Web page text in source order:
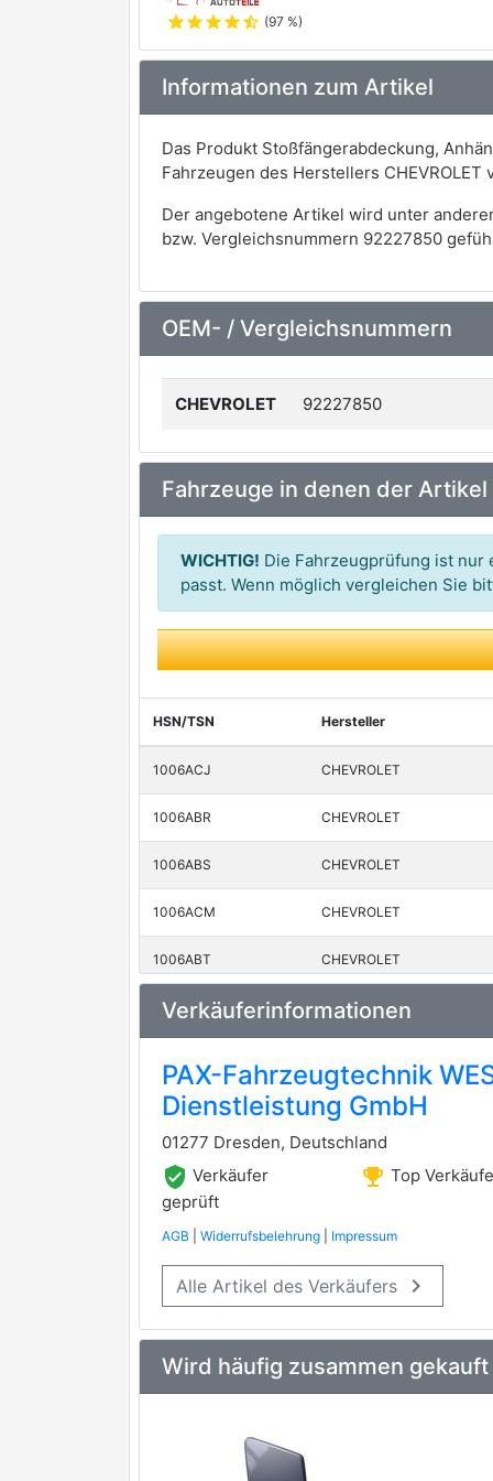
starstarstarstarstar_half (97 %)
Informationen zum Artikel
Das Produkt Stoßfängerabdeckung,
Fahrzeugen des Herstellers CHEVROLET
Der angebotene Artikel wird unter
bzw. Vergleichsnummern 92227850
OEM- / Vergleichsnummern
CHEVROLET 92227850
Fahrzeuge in denen der
WICHTIG! Die Fahrzeugprüfung ist nur
passt. Wenn möglich vergleichen Sie
HSN/TSN Hersteller
1006ACJ CHEVROLET
1006ABR CHEVROLET
1006ABS CHEVROLET
1006ACM CHEVROLET
1006ABT CHEVROLET
1006ABU CHEVROLET
Verkäuferinformationen
PAX-Fahrzeugtechnik
Dienstleistung GmbH
01277 Dresden, Deutschland
verified_user Verkäufer
geprüft
emoji_events Top
AGB Widerrufsbelehrung Impressum
Alle Artikel des Verkäufers keyboard_arrow_right
Wird häufig zusammen gekauft